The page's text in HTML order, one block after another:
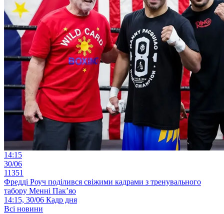
14:15
30/06
11351
Фредді Роуч поділився свіжими кадрами з тренувального
табору Менні Пак’яо
14:15, 30/06 Кадр дня
Всі новини